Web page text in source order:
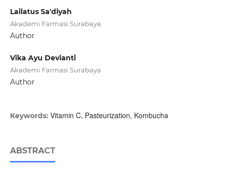
Lailatus Sa'diyah
Akademi Farmasi Surabaya
Author
Vika Ayu Devianti
Akademi Farmasi Surabaya
Author
Keywords: Vitamin C, Pasteurization, Kombucha
ABSTRACT